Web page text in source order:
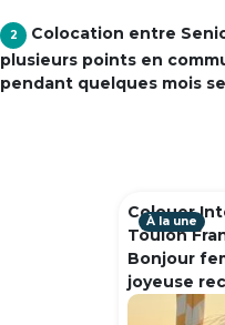
2 Colocation entre
plusieurs points en
pendant quelques mois
Colouer
Toulon
Bonjour
joyeuse
À la une